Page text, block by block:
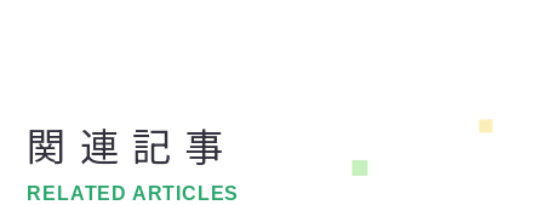
関連記事
RELATED ARTICLES